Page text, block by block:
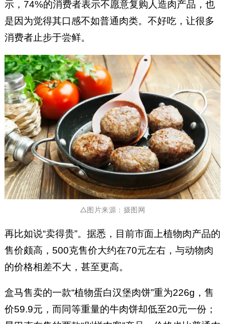
示，74%的消费者表示不愿意复购人造肉产品，也
是因为觉得其口感不如普通肉类。不好吃，让很多
消费者止步于尝鲜。
△图片来源： 摄图网
再比如说“卖得贵”。据悉，目前市面上植物肉产品的
售价颇高，500克售价大约在70元左右，与动物肉
的价格相差不大，甚至更高。
盒马售卖的一款“植物蛋白汉堡肉饼”重为226g，售
价59.9元，而同等重量的牛肉饼却低至20元一份；